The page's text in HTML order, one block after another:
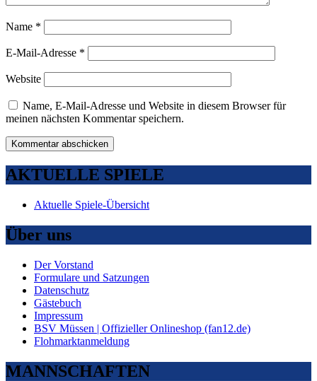
Name *
E-Mail-Adresse *
Website
Name, E-Mail-Adresse und Website in diesem Browser für
meinen nächsten Kommentar speichern.
AKTUELLE SPIELE
Aktuelle Spiele-Übersicht
Über uns
Der Vorstand
Formulare und Satzungen
Datenschutz
Gästebuch
Impressum
BSV Müssen | Offizieller Onlineshop (fan12.de)
Flohmarktanmeldung
MANNSCHAFTEN